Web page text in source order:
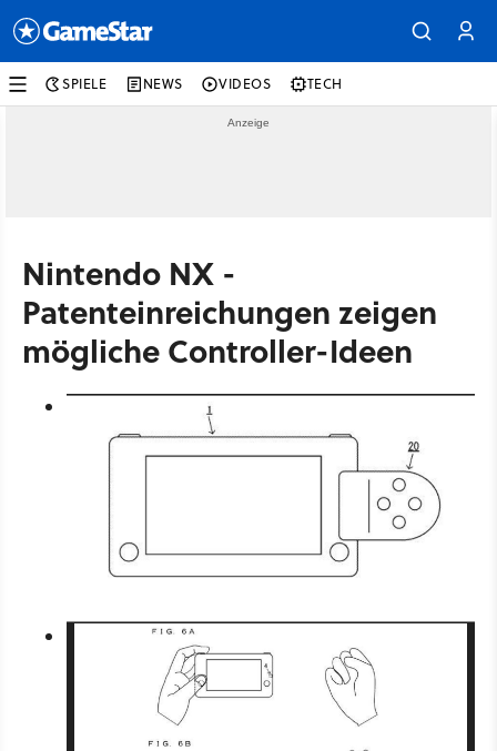
SPIELE NEWS VIDEOS TECH
Nintendo NX -
Patenteinreichungen zeigen
mögliche Controller-Ideen